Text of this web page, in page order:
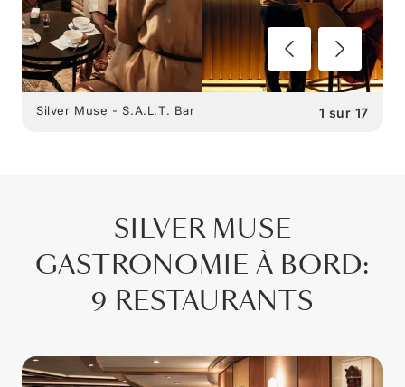
1 sur 17
Silver Muse - S.A.L.T. Bar
SILVER MUSE
GASTRONOMIE À BORD:
9 RESTAURANTS